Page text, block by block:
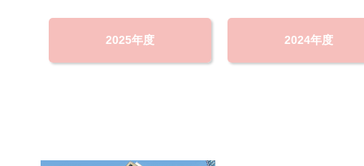
2025年度 2024年度